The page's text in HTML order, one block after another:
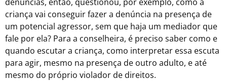
criança vai conseguir fazer a denúncia na presença de
um potencial agressor, sem que haja um mediador que
fale por ela? Para a conselheira, é preciso saber como e
quando escutar a criança, como interpretar essa escuta
para agir, mesmo na presença de outro adulto, e até
mesmo do próprio violador de direitos.